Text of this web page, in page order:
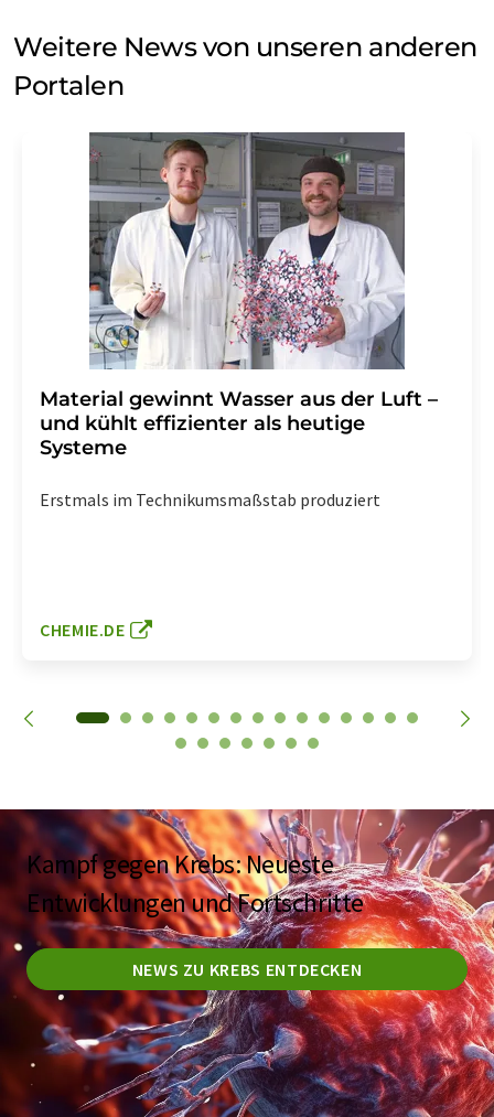
Weitere News von unseren anderen
Portalen
Material gewinnt Wasser aus der Luft –
und kühlt effizienter als heutige
Systeme
Erstmals im Technikumsmaßstab produziert
CHEMIE.DE
Kampf gegen Krebs: Neueste
Entwicklungen und Fortschritte
NEWS ZU KREBS ENTDECKEN